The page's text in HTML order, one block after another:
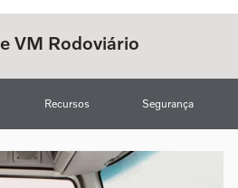
VM Rodoviário
Recursos Segurança